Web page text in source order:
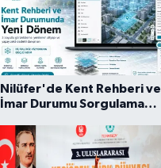
Nilüfer'de Kent Rehberi ve
İmar Durumu Sorgulama